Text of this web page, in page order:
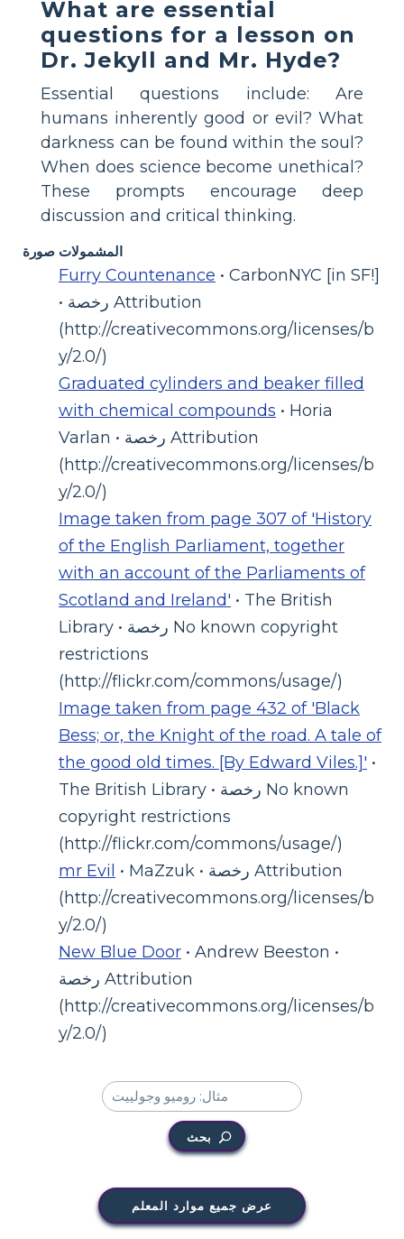
What are essential
questions for a lesson on
Dr. Jekyll and Mr. Hyde?
Essential questions include: Are
humans inherently good or evil? What
darkness can be found within the soul?
When does science become unethical?
These prompts encourage deep
discussion and critical thinking.
المشمولات صورة
Furry Countenance • CarbonNYC [in SF!]
• رخصة Attribution
(http://creativecommons.org/licenses/b
y/2.0/)
Graduated cylinders and beaker filled
with chemical compounds • Horia
Varlan • رخصة Attribution
(http://creativecommons.org/licenses/b
y/2.0/)
Image taken from page 307 of 'History
of the English Parliament, together
with an account of the Parliaments of
Scotland and Ireland' • The British
Library • رخصة No known copyright
restrictions
(http://flickr.com/commons/usage/)
Image taken from page 432 of 'Black
Bess; or, the Knight of the road. A tale of
the good old times. [By Edward Viles.]' •
The British Library • رخصة No known
copyright restrictions
(http://flickr.com/commons/usage/)
mr Evil • MaZzuk • رخصة Attribution
(http://creativecommons.org/licenses/b
y/2.0/)
New Blue Door • Andrew Beeston •
رخصة Attribution
(http://creativecommons.org/licenses/b
y/2.0/)
بحث
عرض جميع موارد المعلم